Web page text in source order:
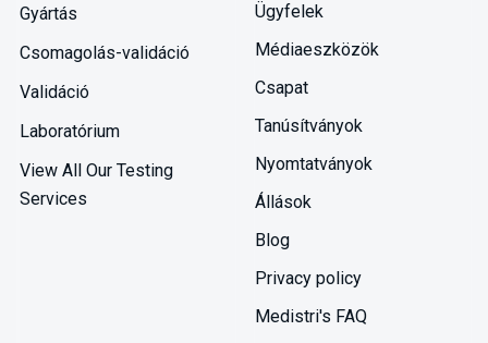
Gyártás
Csomagolás-validáció
Validáció
Laboratórium
View All Our Testing
Services
Ügyfelek
Médiaeszközök
Csapat
Tanúsítványok
Nyomtatványok
Állások
Blog
Privacy policy
Medistri's FAQ